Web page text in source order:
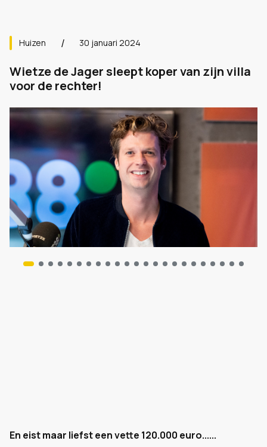
Huizen 30 januari 2024
Wietze de Jager sleept koper van zijn villa
voor de rechter!
En eist maar liefst een vette 120.000 euro......